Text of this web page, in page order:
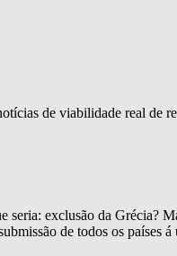
de viabilidade real
exclusão da Grécia?
de todos os países